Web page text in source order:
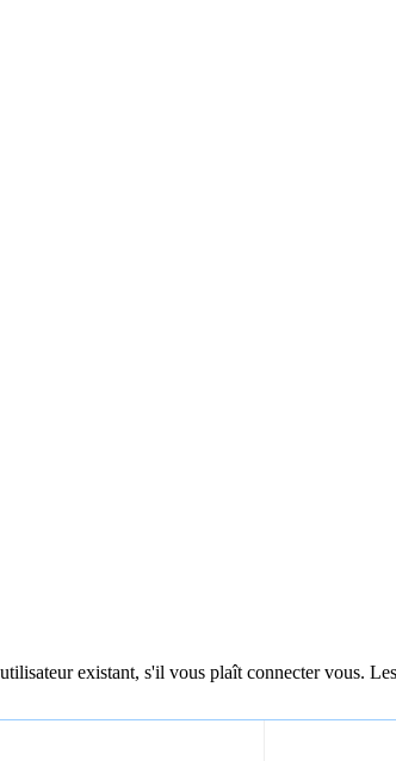
existant, s'il vous plaît connecter vous.